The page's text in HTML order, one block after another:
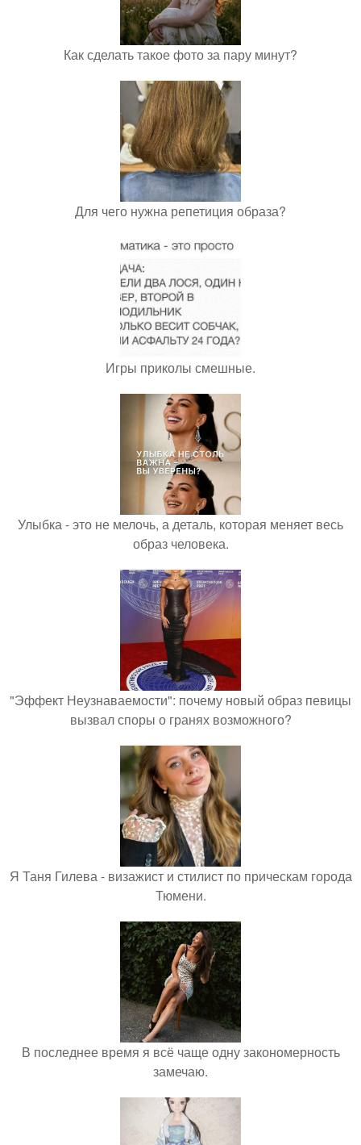
Как сделать такое фото за пару минут?
Для чего нужна репетиция образа?
Игры приколы смешные.
Улыбка - это не мелочь, а деталь, которая меняет весь
образ человека.
"Эффект Неузнаваемости": почему новый образ певицы
вызвал споры о гранях возможного?
Я Таня Гилева - визажист и стилист по прическам города
Тюмени.
В последнее время я всё чаще одну закономерность
замечаю.